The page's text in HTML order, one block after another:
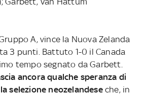
A, vince la Nuova Zelanda
3 punti. Battuto 1-0 il Canada
tempo segnato da Garbett.
ancora qualche speranza di
selezione neozelandeseche, in